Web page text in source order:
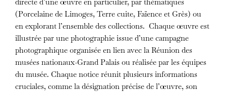
directe d’une œuvre en particulier, par thématiques
(Porcelaine de Limoges, Terre cuite, Faïence et Grès) ou
en explorant l’ensemble des collections. Chaque œuvre est
illustrée par une photographie issue d’une campagne
photographique organisée en lien avec la Réunion des
musées nationaux-Grand Palais ou réalisée par les équipes
du musée. Chaque notice réunit plusieurs informations
cruciales, comme la désignation précise de l’œuvre, son